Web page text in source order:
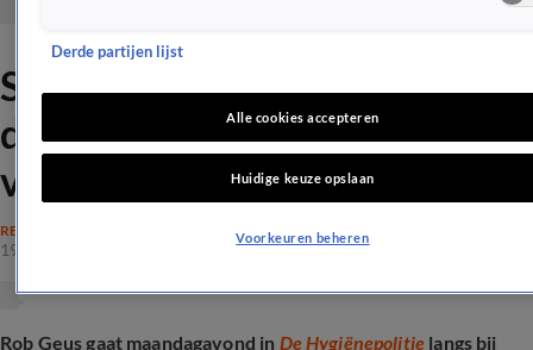
Snackbareigenaar Mustafa
deelt hartverscheurend
verhaal in De Hygiënepolitie
REALITY
19 jan 2026, 21:36
Rob Geus gaat maandagavond in De Hygiënepolitie langs bij
Derde partijen lijst
Alle cookies accepteren
Huidige keuze opslaan
Voorkeuren beheren